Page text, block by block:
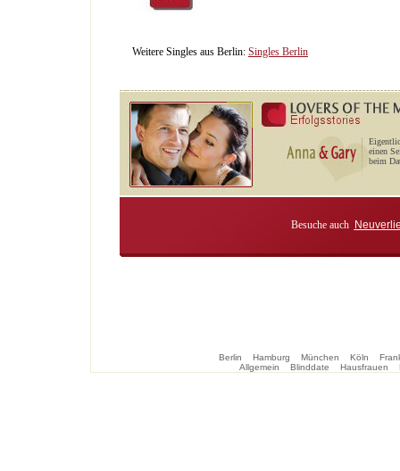
Weitere Singles aus Berlin: Singles Berlin
einen
beim
Besuche auch
Berlin Hamburg München Köln
Allgemein
Blinddate Hausfrauen